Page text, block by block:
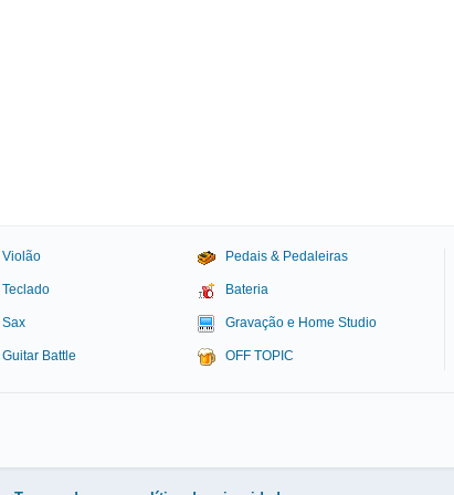
Violão Pedais & Pedaleiras
Teclado Bateria
Sax Gravação e Home Studio
Guitar Battle OFF TOPIC